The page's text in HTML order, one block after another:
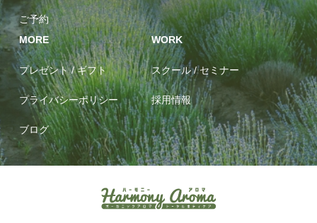
ご予約
MORE
プレゼント / ギフト
プライバシーポリシー
ブログ
WORK
スクール / セミナー
採用情報